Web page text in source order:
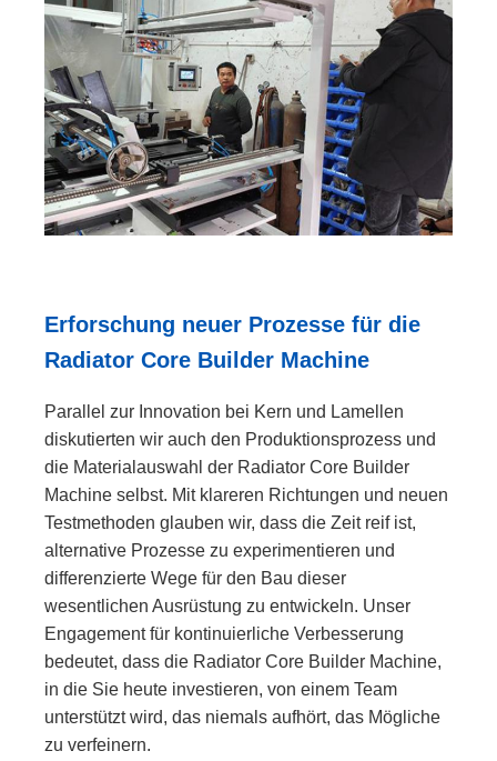
Erforschung neuer Prozesse für die
Radiator Core Builder Machine
Parallel zur Innovation bei Kern und Lamellen
diskutierten wir auch den Produktionsprozess und
die Materialauswahl der Radiator Core Builder
Machine selbst. Mit klareren Richtungen und neuen
Testmethoden glauben wir, dass die Zeit reif ist,
alternative Prozesse zu experimentieren und
differenzierte Wege für den Bau dieser
wesentlichen Ausrüstung zu entwickeln. Unser
Engagement für kontinuierliche Verbesserung
bedeutet, dass die Radiator Core Builder Machine,
in die Sie heute investieren, von einem Team
unterstützt wird, das niemals aufhört, das Mögliche
zu verfeinern.